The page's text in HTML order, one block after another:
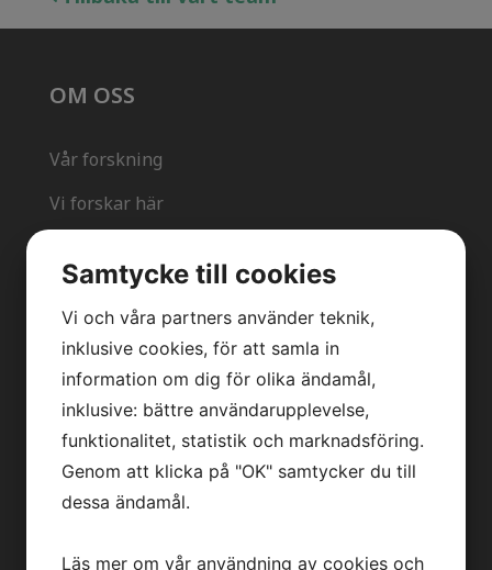
OM OSS
Vår forskning
Vi forskar här
Press
KONTAKT
Kontakt
Samtycke till cookies
Vi och våra partners använder teknik,
inklusive cookies, för att samla in
information om dig för olika ändamål,
inklusive: bättre användarupplevelse,
funktionalitet, statistik och marknadsföring.
Genom att klicka på "OK" samtycker du till
dessa ändamål.
Läs mer om vår användning av cookies och